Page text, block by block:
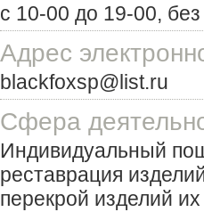
с 10-00 до 19-00,
Адрес
blackfoxsp@list.ru
Сфера
Индивидуальный
реставрация
перекрой изделий